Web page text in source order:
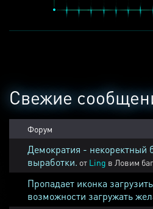
Свежие
Форум
Демократия - некоректный
выработки. от Ling в Ловим
Пропадает иконка
возможности загружать